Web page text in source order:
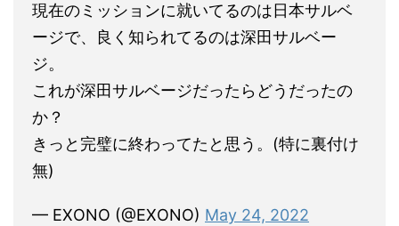
現在のミッションに就いてるのは日本サルベ
ージで、良く知られてるのは深田サルベー
ジ。
これが深田サルベージだったらどうだったの
か？
きっと完璧に終わってたと思う。(特に裏付け
無)
— EXONO (@EXONO) May 24, 2022